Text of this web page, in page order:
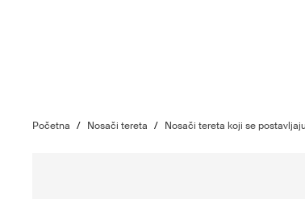
Početna / Nosači tereta / Nosači tereta koji se